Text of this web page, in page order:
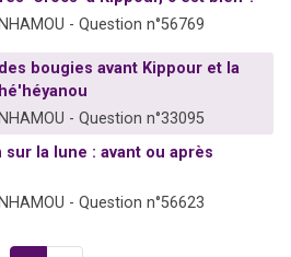
- Question n°56769
bougies avant Kippour et la
- Question n°33095
sur la lune : avant ou après
- Question n°56623